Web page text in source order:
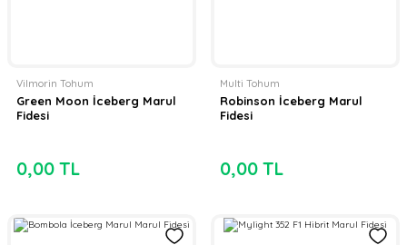
Vilmorin Tohum
Green Moon İceberg Marul
Fidesi
0,00 TL
Multi Tohum
Robinson İceberg Marul
Fidesi
0,00 TL